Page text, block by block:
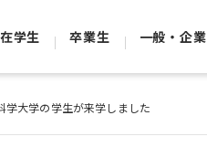
在学生 卒業生 一般・企業
学大学の学生が来学しました